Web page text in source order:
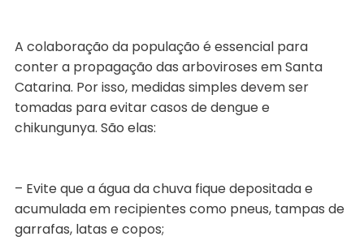
A colaboração da população é essencial para
conter a propagação das arboviroses em Santa
Catarina. Por isso, medidas simples devem ser
tomadas para evitar casos de dengue e
chikungunya. São elas:
– Evite que a água da chuva fique depositada e
acumulada em recipientes como pneus, tampas de
garrafas, latas e copos;